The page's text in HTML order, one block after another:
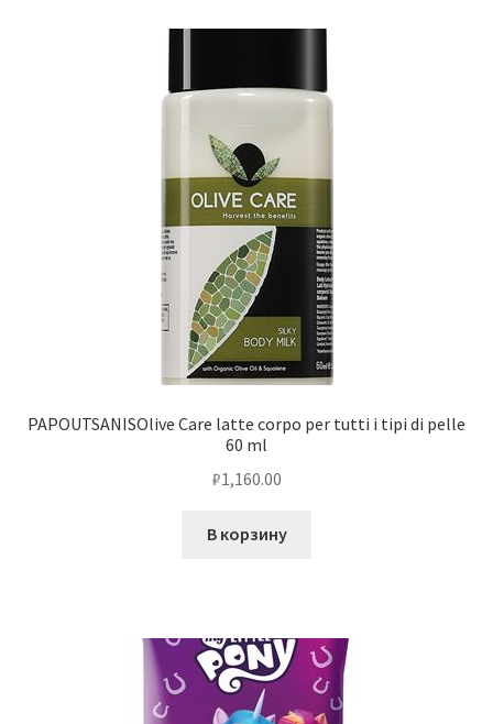
PAPOUTSANISOlive Care latte corpo per tutti i tipi di pelle
60 ml
₽1,160.00
В корзину